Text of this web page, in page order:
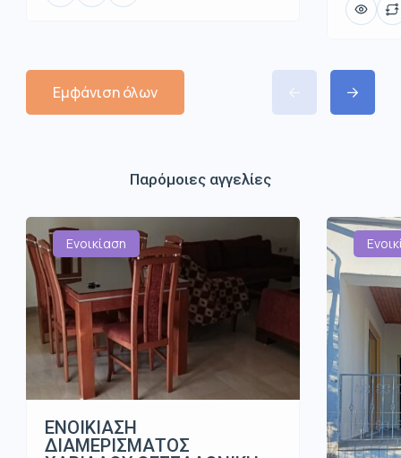
Εμφάνιση όλων
Παρόμοιες αγγελίες
Ενοικίαση
ΕΝΟΙΚΙΑΣΗ
ΔΙΑΜΕΡΙΣΜΑΤΟΣ